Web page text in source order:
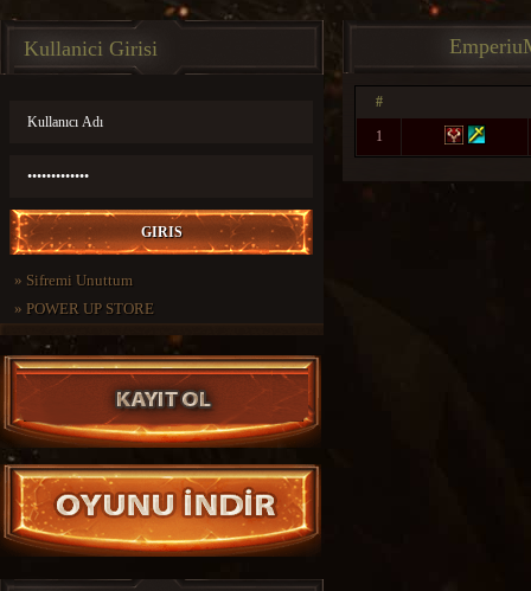
Kullanici Girisi
» Sifremi Unuttum
» POWER UP STORE
#
1